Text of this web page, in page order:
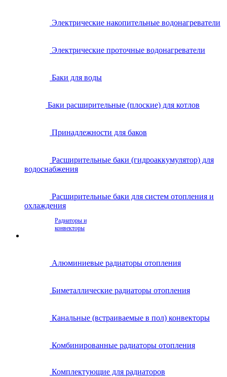
Электрические накопительные водонагреватели
Электрические проточные водонагреватели
Баки для воды
Баки расширительные (плоские) для котлов
Принадлежности для баков
Расширительные баки (гидроаккумулятор) для
водоснабжения
Расширительные баки для систем отопления и
охлаждения
Радиаторы и
конвекторы
Алюминиевые радиаторы отопления
Биметаллические радиаторы отопления
Канальные (встраиваемые в пол) конвекторы
Комбинированные радиаторы отопления
Комплектующие для радиаторов